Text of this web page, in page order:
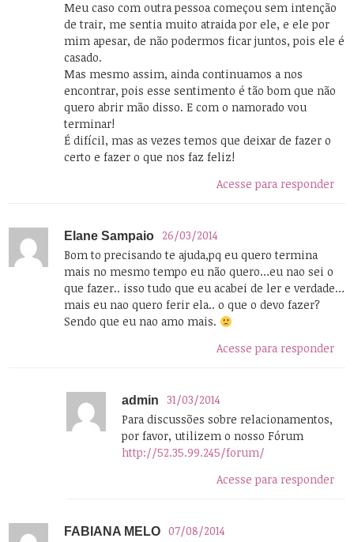
Meu caso com outra pessoa começou sem intenção
de trair, me sentia muito atraida por ele, e ele por
mim apesar, de não podermos ficar juntos, pois ele é
casado.
Mas mesmo assim, ainda continuamos a nos
encontrar, pois esse sentimento é tão bom que não
quero abrir mão disso. E com o namorado vou
terminar!
É difícil, mas as vezes temos que deixar de fazer o
certo e fazer o que nos faz feliz!
Acesse para responder
Elane Sampaio
26/03/2014
Bom to precisando te ajuda,pq eu quero termina
mais no mesmo tempo eu não quero…eu nao sei o
que fazer.. isso tudo que eu acabei de ler e verdade…
mais eu nao quero ferir ela.. o que o devo fazer?
Sendo que eu nao amo mais.
Acesse para responder
admin
31/03/2014
Para discussões sobre relacionamentos,
por favor, utilizem o nosso Fórum
http://52.35.99.245/forum/
Acesse para responder
FABIANA MELO
07/08/2014